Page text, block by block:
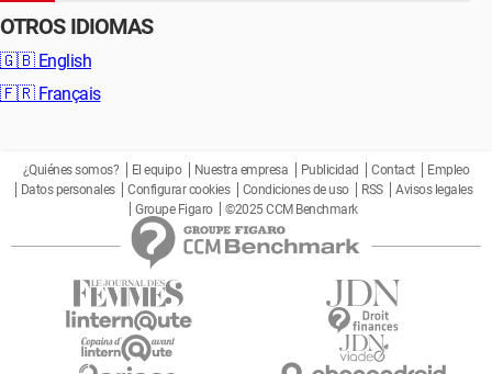
OTROS IDIOMAS
🇬🇧 English
🇫🇷 Français
¿Quiénes somos? El equipo Nuestra empresa Publicidad Contact
Empleo
Datos personales
Configurar cookies Condiciones de uso RSS
Avisos legales
Groupe Figaro
©2025 CCM Benchmark